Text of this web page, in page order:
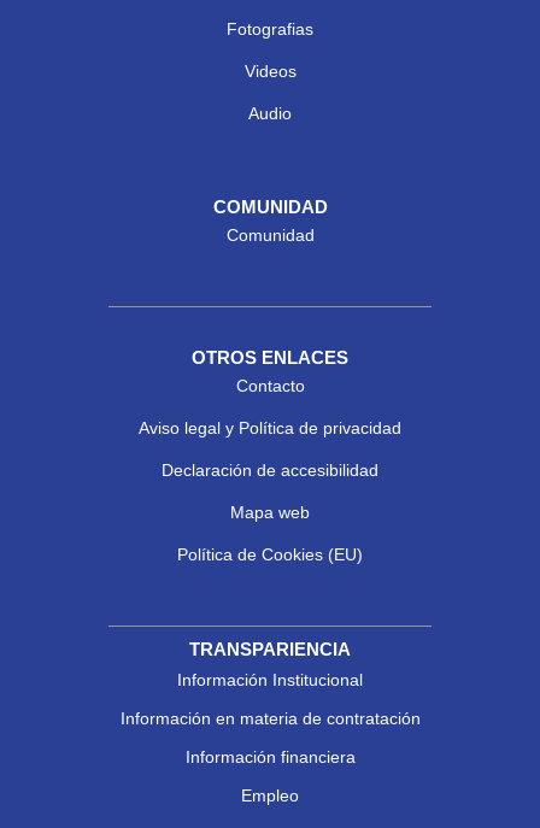
Fotografias
Videos
Audio
COMUNIDAD
Comunidad
OTROS ENLACES
Contacto
Aviso legal y Política de privacidad
Declaración de accesibilidad
Mapa web
Política de Cookies (EU)
TRANSPARIENCIA
Información Institucional
Información en materia de contratación
Información financiera
Empleo